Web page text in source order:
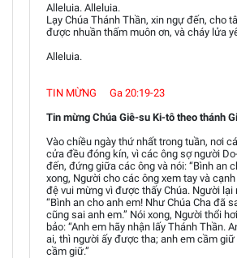
Alleluia. Alleluia.
Lạy Chúa Thánh Thần, xin ngự đến, cho
được nhuần thấm muôn ơn, và cháy lửa
Alleluia.
TIN MỪNG Ga 20:19-23
Tin mừng Chúa Giê-su Ki-tô theo thánh
Vào chiều ngày thứ nhất trong tuần, nơi
cửa đều đóng kín, vì các ông sợ người
đến, đứng giữa các ông và nói: “Bình an
xong, Người cho các ông xem tay và
đệ vui mừng vì được thấy Chúa. Người lại
“Bình an cho anh em! Như Chúa Cha đã
cũng sai anh em.” Nói xong, Người thổi
bảo: “Anh em hãy nhận lấy Thánh Thần.
ai, thì người ấy được tha; anh em cầm
cầm giữ.”